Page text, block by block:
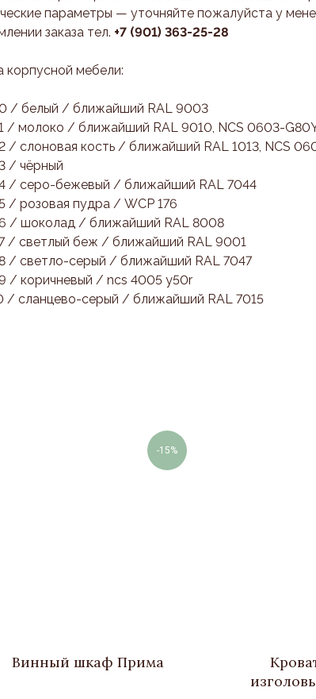
параметры — уточняйте пожалуйста у
заказа тел. +7 (901) 363-25-28
корпусной мебели:
/ белый / ближайший RAL 9003
/ молоко / ближайший RAL 9010, NCS 0603-
/ слоновая кость / ближайший RAL 1013, NCS
/ чёрный
/ серо-бежевый / ближайший RAL 7044
/ розовая пудра / WCP 176
/ шоколад / ближайший RAL 8008
/ светлый беж / ближайший RAL 9001
/ светло-серый / ближайший RAL 7047
/ коричневый / ncs 4005 y50r
/ сланцево-серый / ближайший RAL 7015
-15%
Винный шкаф Прима